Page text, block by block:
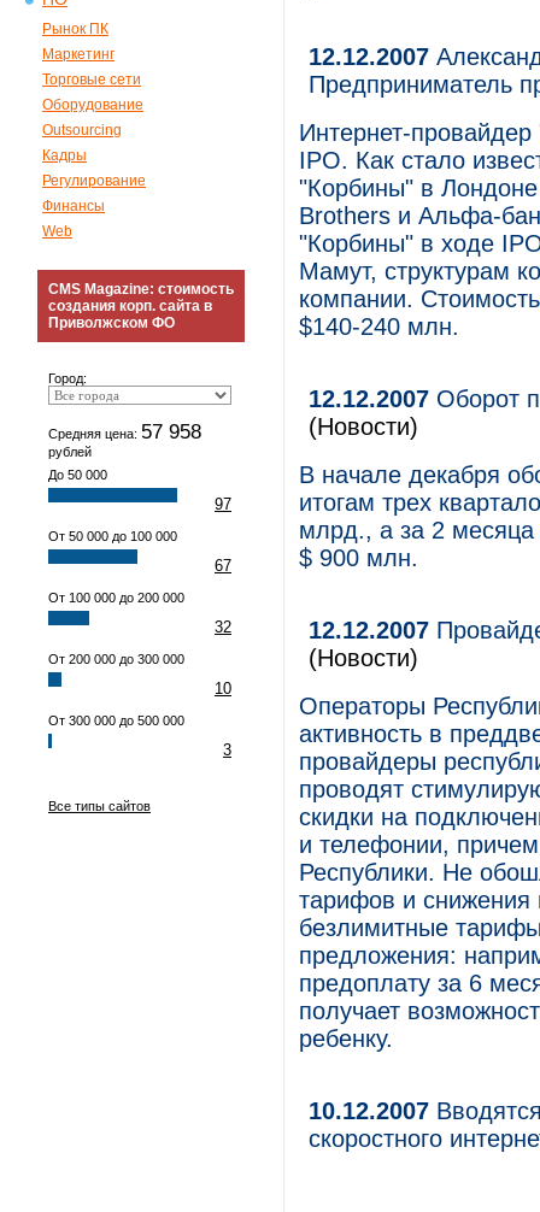
Рынок ПК
Маркетинг
Торговые сети
Оборудование
Outsourcing
Кадры
Регулирование
Финансы
Web
CMS Magazine: стоимость
создания корп. сайта в
Приволжском ФО
Город:
Средняя цена: 57 958
рублей
До 50 000
97
От 50 000 до 100 000
67
От 100 000 до 200 000
32
От 200 000 до 300 000
10
От 300 000 до 500 000
3
Все типы сайтов
12.12.2007
Предприниматель
Интернет-
IPO. Как стало
"Корбины" в Лондоне
Brothers и Альфа-
"Корбины" в ходе
Мамут, структурам
компании.
$140-240 млн.
12.12.2007 Оборот
(Новости)
В начале декабря
итогам трех
млрд., а за 2 месяца
$ 900 млн.
12.12.2007
(Новости)
Операторы
активность в
провайдеры
проводят
скидки на
и телефонии,
Республики. Не
тарифов и снижения
безлимитные
предложения:
предоплату за 6
получает
ребенку.
10.12.2007
скоростного